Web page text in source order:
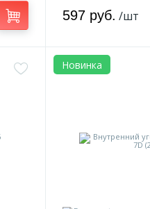
597 руб. /шт
Новинка